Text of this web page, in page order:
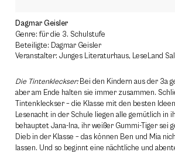
Dagmar Geisler
Genre: für die 3. Schulstufe
Beteiligte: Dagmar Geisler
Veranstalter: Junges Literaturhaus, LeseLand
Die Tintenkleckser: Bei den Kindern aus der 3a
aber am Ende halten sie immer zusammen.
Tintenkleckser – die Klasse mit den besten
Lesenacht in der Schule liegen alle gemütlich in
behauptet Jana-Ina, ihr weißer Gummi-Tiger sei
Dieb in der Klasse – das können Ben und Mia
lassen. Und so beginnt eine nächtliche und